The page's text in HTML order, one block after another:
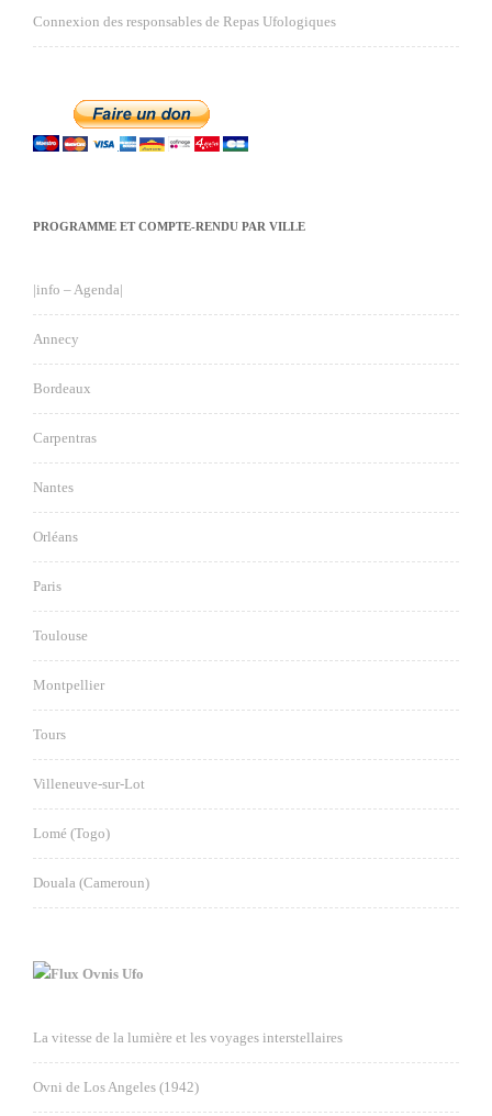
Connexion des responsables de Repas Ufologiques
PROGRAMME ET COMPTE-RENDU PAR VILLE
|info – Agenda|
Annecy
Bordeaux
Carpentras
Nantes
Orléans
Paris
Toulouse
Montpellier
Tours
Villeneuve-sur-Lot
Lomé (Togo)
Douala (Cameroun)
Ovnis Ufo
La vitesse de la lumière et les voyages interstellaires
Ovni de Los Angeles (1942)